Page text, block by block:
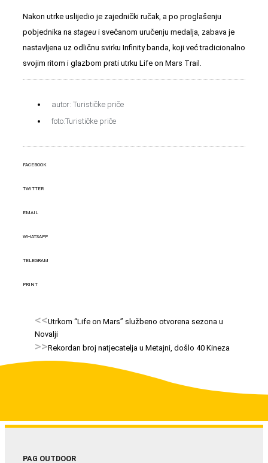
Nakon utrke uslijedio je zajednički ručak, a po proglašenju
pobjednika na stageu i svečanom uručenju medalja, zabava je
nastavljena uz odličnu svirku Infinity banda, koji već tradicionalno
svojim ritom i glazbom prati utrku Life on Mars Trail.
autor: Turističke priče
foto:Turističke priče
FACEBOOK
TWITTER
EMAIL
WHATSAPP
TELEGRAM
PRINT
<<Utrkom “Life on Mars” službeno otvorena sezona u
Novalji
>>Rekordan broj natjecatelja u Metajni, došlo 40 Kineza
PAG OUTDOOR